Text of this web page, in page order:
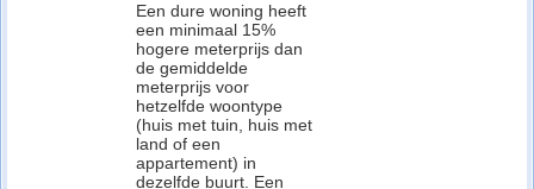
Een dure woning heeft
een minimaal 15%
hogere meterprijs dan
de gemiddelde
meterprijs voor
hetzelfde woontype
(huis met tuin, huis met
land of een
appartement) in
dezelfde buurt. Een